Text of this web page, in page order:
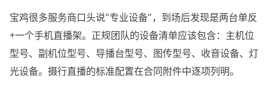
宝鸡很多服务商口头说"专业设备"，到场后发现是两台单反
+一个手机直播架。正规团队的设备清单应该包含：主机位
型号、副机位型号、导播台型号、图传型号、收音设备、灯
光设备。摄行直播的标准配置在合同附件中逐项列明。